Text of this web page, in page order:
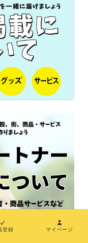
登録 マイページ